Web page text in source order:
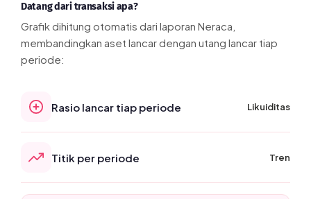
Datang dari transaksi apa?
Grafik dihitung otomatis dari laporan Neraca,
membandingkan aset lancar dengan utang lancar tiap
periode:
Rasio lancar tiap periode Likuiditas
Titik per periode Tren